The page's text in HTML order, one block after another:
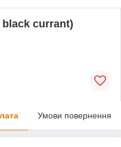
black currant)
Умови повернення